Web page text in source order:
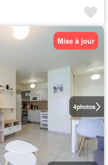
4photos
Mise à jour